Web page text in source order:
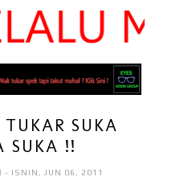
SUKA
SUKA !!
- ISNIN, JUN 06, 2011